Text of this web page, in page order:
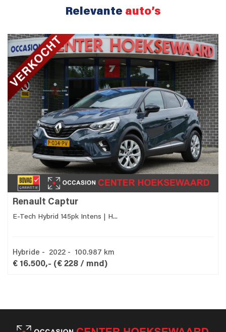
Relevante auto’s
Renault Captur
E-Tech Hybrid 145pk Intens | H...
Hybride - 2022 - 100.987 km
€ 16.500,- (€ 228 / mnd)